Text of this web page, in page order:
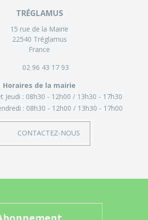
TRÉGLAMUS
15 rue de la Mairie
22540 Tréglamus
France
02 96 43 17 93
Horaires de la mairie
Jeudi : 08h30 - 12h00
13h30 - 17h30
: 08h30 - 12h00 13h30 - 17h00
CONTACTEZ-NOUS